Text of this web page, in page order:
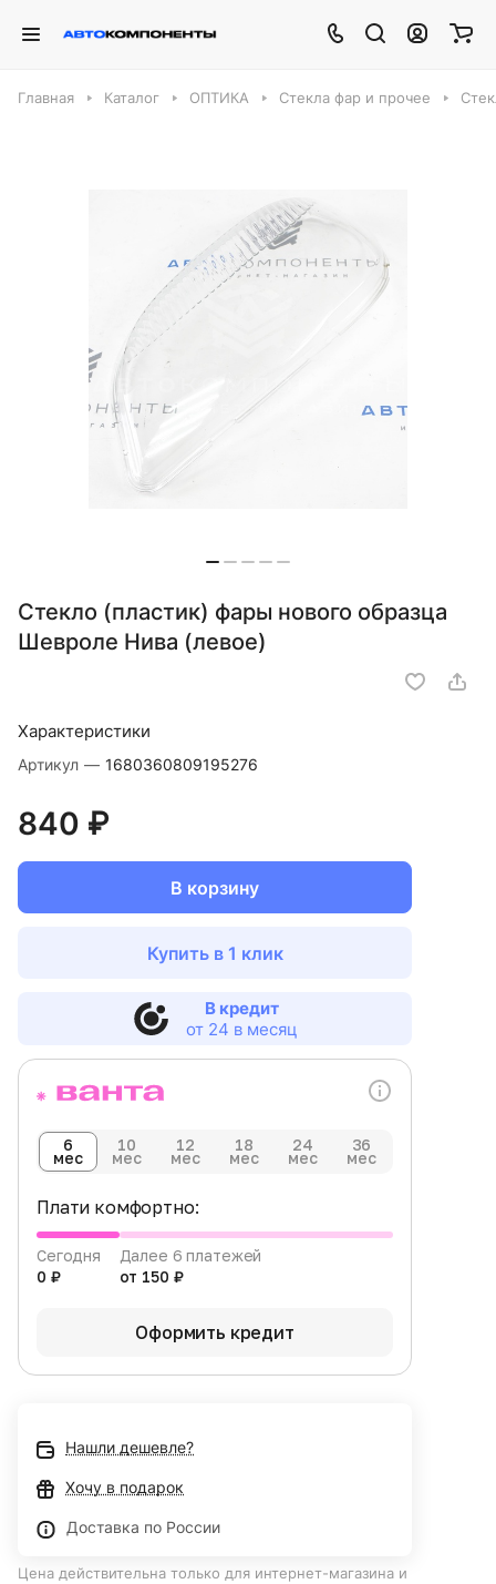
Главная Каталог ОПТИКА Стекла фар и прочее
Стекло (пластик) фары нового образца
Шевроле Нива (левое)
Характеристики
Артикул — 1680360809195276
840 ₽
В корзину
Купить в 1 клик
В кредит
от 24 в месяц
6
мес
10
мес
12
мес
18
мес
24
мес
36
мес
Плати комфортно:
Сегодня
0 ₽
Далее 6 платежей
от 150 ₽
Оформить кредит
Нашли дешевле?
Хочу в подарок
Доставка по России
Цена действительна только для интернет-магазина и